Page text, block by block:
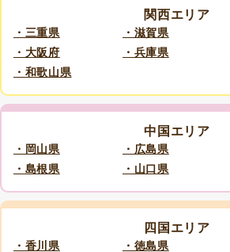
関西エリア
・三重県 ・滋賀県
・大阪府
・兵庫県
・和歌山県
中国エリア
・岡山県 ・広島県
・島根県
・山口県
四国エリア
・香川県 ・徳島県